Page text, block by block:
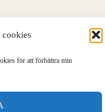
cookies
för att förbättra min